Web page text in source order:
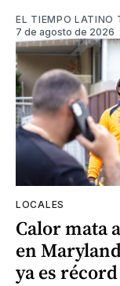
EL TIEMPO LATINO
7 de agosto de 2026
LOCALES
Calor mata
en
ya es récord